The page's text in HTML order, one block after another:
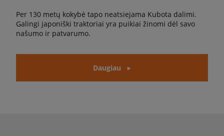
Per 130 metų kokybė tapo neatsiejama Kubota dalimi.
Galingi japoniški traktoriai yra puikiai žinomi dėl savo
našumo ir patvarumo.
Daugiau